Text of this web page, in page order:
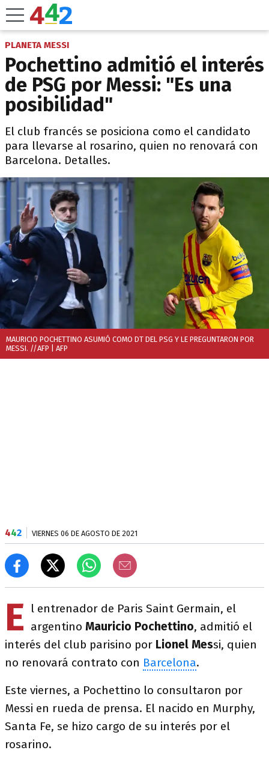
PLANETA MESSI
Pochettino admitió el interés
de PSG por Messi: "Es una
posibilidad"
El club francés se posiciona como el candidato
para llevarse al rosarino, quien no renovará con
Barcelona. Detalles.
MAURICIO POCHETTINO ASUMIÓ COMO DT DEL PSG Y LE PREGUNTARON POR
MESSI. //AFP | AFP
442 VIERNES 06 DE AGOSTO DE 2021
E
l entrenador de Paris Saint Germain, el
argentino Mauricio Pochettino, admitió el
interés del club parisino por Lionel Messi, quien
no renovará contrato con Barcelona.
Este viernes, a Pochettino lo consultaron por
Messi en rueda de prensa. El nacido en Murphy,
Santa Fe, se hizo cargo de su interés por el
rosarino.